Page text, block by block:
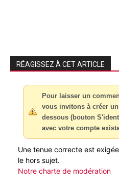
RÉAGISSEZ À CET ARTICLE
Pour laisser un
vous invitons à créer
dessous (bouton
avec votre compte
Une tenue correcte est
le hors sujet.
Notre charte de modération